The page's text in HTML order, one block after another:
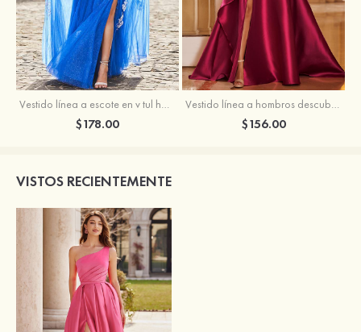
Vestido línea a escote en v tul hasta el suelo vestido de graduación
$178.00
Vestido línea a hombros descubiertos satén barrer tren vestido de graduación
$156.00
VISTOS RECIENTEMENTE